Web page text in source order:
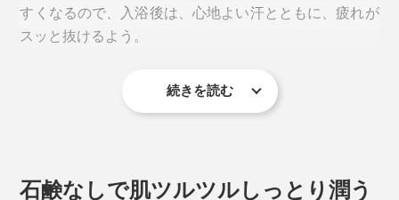
すくなるので、入浴後は、心地よい汗とともに、疲れが
スッと抜けるよう。
続きを読む
石鹸なしで肌ツルツルしっとり潤う